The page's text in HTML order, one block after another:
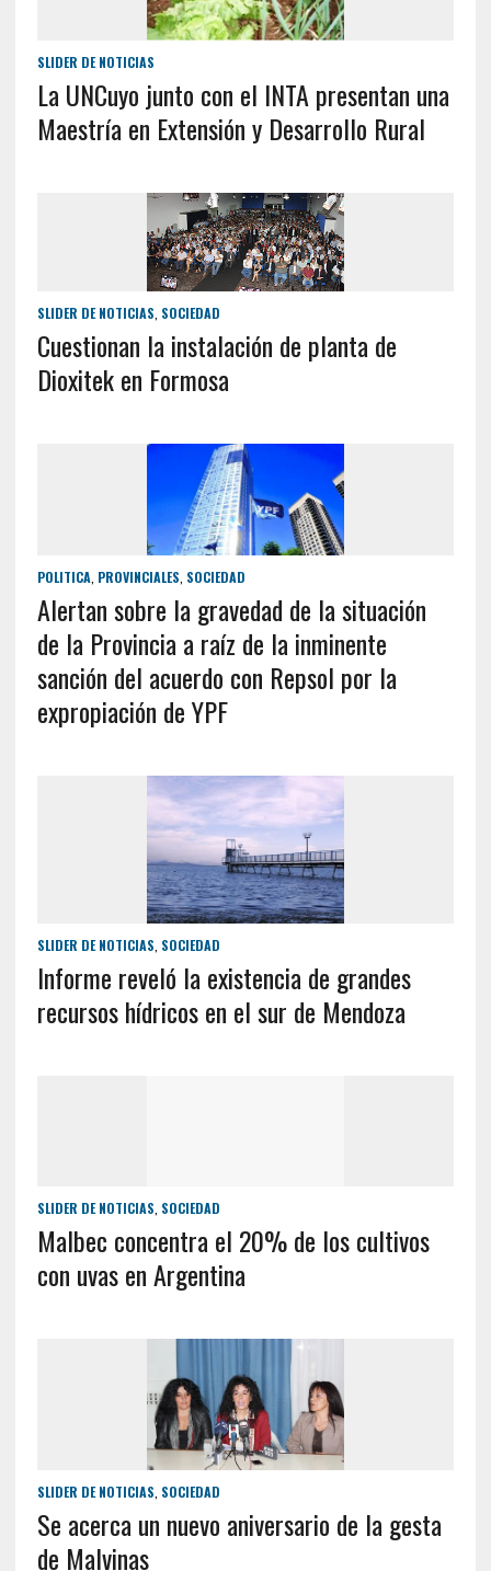
SLIDER DE NOTICIAS
La UNCuyo junto con el INTA presentan una
Maestría en Extensión y Desarrollo Rural
SLIDER DE NOTICIAS, SOCIEDAD
Cuestionan la instalación de planta de
Dioxitek en Formosa
POLITICA PROVINCIALES SOCIEDAD
Alertan sobre la gravedad de la situación
de la Provincia a raíz de la inminente
sanción del acuerdo con Repsol por la
expropiación de YPF
SLIDER DE NOTICIAS SOCIEDAD
Informe reveló la existencia de grandes
recursos hídricos en el sur de Mendoza
SLIDER DE NOTICIAS SOCIEDAD
Malbec concentra el 20% de los cultivos
con uvas en Argentina
SLIDER DE NOTICIAS SOCIEDAD
Se acerca un nuevo aniversario de la gesta
de Malvinas